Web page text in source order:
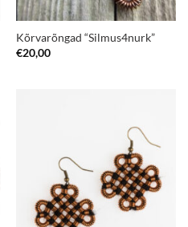
Kõrvarõngad “Silmus4nurk”
€20,00